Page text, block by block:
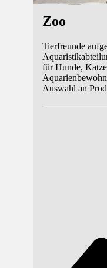
Zoo
Tierfreunde
für Hunde,
Auswahl an